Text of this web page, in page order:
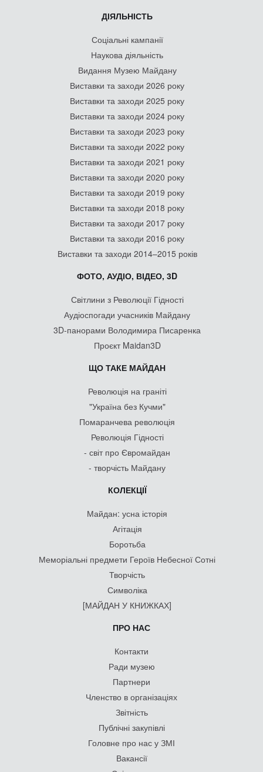
ДІЯЛЬНІСТЬ
Соціальні кампанії
Наукова діяльність
Видання Музею Майдану
Виставки та заходи 2026 року
Виставки та заходи 2025 року
Виставки та заходи 2024 року
Виставки та заходи 2023 року
Виставки та заходи 2022 року
Виставки та заходи 2021 року
Виставки та заходи 2020 року
Виставки та заходи 2019 року
Виставки та заходи 2018 року
Виставки та заходи 2017 року
Виставки та заходи 2016 року
Виставки та заходи 2014–2015 років
ФОТО, АУДІО, ВІДЕО, 3D
Світлини з Революції Гідності
Аудіоспогади учасників Майдану
3D-панорами Володимира Писаренка
Проєкт Maidan3D
ЩО ТАКЕ МАЙДАН
Революція на граніті
"Україна без Кучми"
Помаранчева революція
Революція Гідності
- світ про Євромайдан
- творчість Майдану
КОЛЕКЦІЇ
Майдан: усна історія
Агітація
Боротьба
Меморіальні предмети Героїв Небесної Сотні
Творчість
Символіка
[МАЙДАН У КНИЖКАХ]
ПРО НАС
Контакти
Ради музею
Партнери
Членство в організаціях
Звітність
Публічні закупівлі
Головне про нас у ЗМІ
Вакансії